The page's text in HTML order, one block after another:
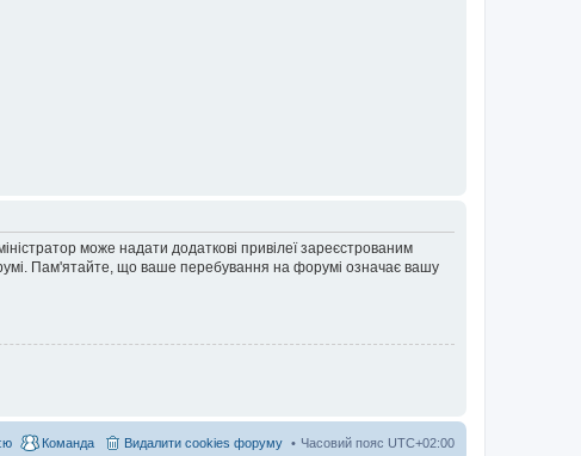
може надати додаткові привілеї зареєстрованим
Пам'ятайте, що ваше перебування на форумі означає вашу
Часовий пояс UTC+02:00
Видалити cookies форуму
Команда